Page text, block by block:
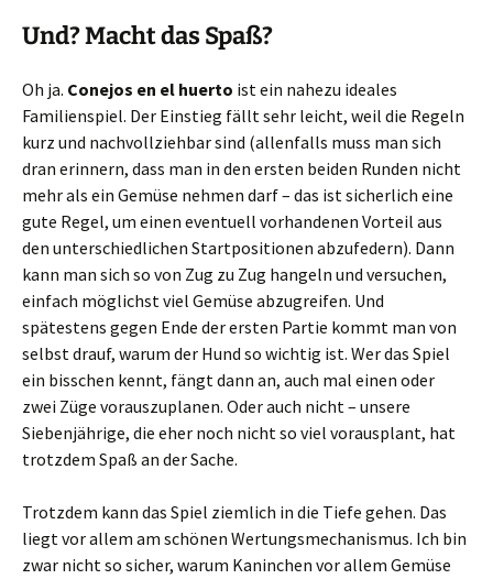
Und? Macht das Spaß?
Oh ja. Conejos en el huerto ist ein nahezu ideales
Familienspiel. Der Einstieg fällt sehr leicht, weil die Regeln
kurz und nachvollziehbar sind (allenfalls muss man sich
dran erinnern, dass man in den ersten beiden Runden nicht
mehr als ein Gemüse nehmen darf – das ist sicherlich eine
gute Regel, um einen eventuell vorhandenen Vorteil aus
den unterschiedlichen Startpositionen abzufedern). Dann
kann man sich so von Zug zu Zug hangeln und versuchen,
einfach möglichst viel Gemüse abzugreifen. Und
spätestens gegen Ende der ersten Partie kommt man von
selbst drauf, warum der Hund so wichtig ist. Wer das Spiel
ein bisschen kennt, fängt dann an, auch mal einen oder
zwei Züge vorauszuplanen. Oder auch nicht – unsere
Siebenjährige, die eher noch nicht so viel vorausplant, hat
trotzdem Spaß an der Sache.
Trotzdem kann das Spiel ziemlich in die Tiefe gehen. Das
liegt vor allem am schönen Wertungsmechanismus. Ich bin
zwar nicht so sicher, warum Kaninchen vor allem Gemüse